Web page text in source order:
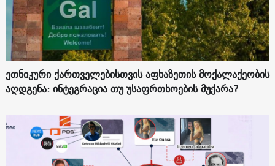
ეთნიკური ქართველებისთვის აფხაზეთის მოქალაქეობის
აღდგენა: ინტეგრაცია თუ უსაფრთხოების მუქარა?